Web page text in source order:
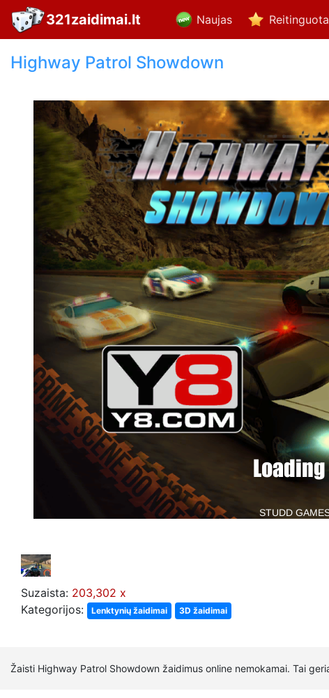
321zaidimai.lt Naujas Reitinguota
Highway Patrol Showdown
Suzaista: 203,302 x
Kategorijos:
Lenktynių žaidimai 3D žaidimai
Žaisti Highway Patrol Showdown žaidimus online nemokamai. Tai